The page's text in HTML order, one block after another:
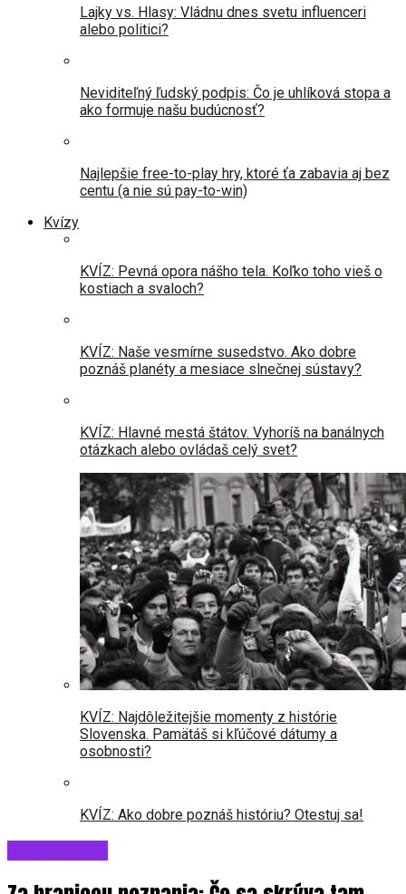
Lajky vs. Hlasy: Vládnu dnes svetu influenceri
alebo politici?
Neviditeľný ľudský podpis: Čo je uhlíková stopa a
ako formuje našu budúcnosť?
Najlepšie free-to-play hry, ktoré ťa zabavia aj bez
centu (a nie sú pay-to-win)
Kvízy
KVÍZ: Pevná opora nášho tela. Koľko toho vieš o
kostiach a svaloch?
KVÍZ: Naše vesmírne susedstvo. Ako dobre
poznáš planéty a mesiace slnečnej sústavy?
KVÍZ: Hlavné mestá štátov. Vyhoríš na banálnych
otázkach alebo ovládaš celý svet?
KVÍZ: Najdôležitejšie momenty z histórie
Slovenska. Pamätáš si kľúčové dátumy a
osobnosti?
KVÍZ: Ako dobre poznáš históriu? Otestuj sa!